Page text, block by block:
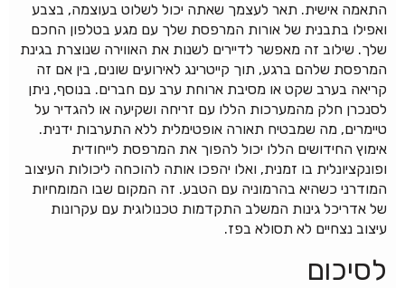
התאמה אישית. תאר לעצמך שאתה יכול לשלוט בעוצמה, בצבע
ואפילו בתבנית של אורות המרפסת שלך עם מגע בטלפון החכם
שלך. שילוב זה מאפשר לדיירים לשנות את האווירה שנוצרת בגינת
המרפסת שלהם ברגע, תוך קייטרינג לאירועים שונים, בין אם זה
קריאה בערב שקט או מסיבת ארוחת ערב עם חברים. בנוסף, ניתן
לסנכרן חלק מהמערכות הללו עם זריחה ושקיעה או להגדיר על
טיימרים, מה שמבטיח תאורה אופטימלית ללא התערבות ידנית.
אימוץ החידושים הללו יכול להפוך את המרפסת לייחודית
ופונקציונלית בו זמנית, ואלו יהפכו אותה להוכחה ליכולות העיצוב
המודרני כשהיא בהרמוניה עם הטבע. זה המקום שבו המומחיות
של אדריכל גינות המשלב התקדמות טכנולוגית עם עקרונות
עיצוב נצחיים לא תסולא בפז.
לסיכום